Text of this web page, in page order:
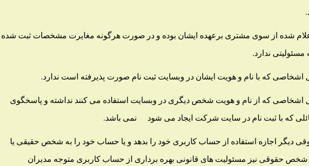
شده از سوی مشتری برعهده ایشان بوده و در صورت هرگونه مغایرت مشخصات ثبت شده
ندارد.
اشخاصی که با نام و هویت ایشان در وبسایت ثبت نام صورت پذیرفته است ندارد.
اشخاصی که از نام و هویت شخص دیگری در وبسایت استفاده می کنند نداشته و پاسخگوی
که با ثبت نام در سایت شرکت ایجاد می شود نمی باشد.
دیگر اجازه استفاده از حساب کاربری خود را بدهد و یا حساب خود را به شخص حقیقی یا
شخص حقوقی نیز مسئولیت های قانونی بهره برداری از حساب کاربری متوجه مدیران